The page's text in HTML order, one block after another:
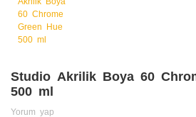
Studio Akrilik Boya 60
500 ml
Yorum yap